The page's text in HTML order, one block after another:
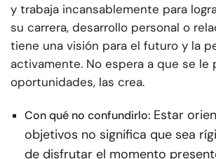
y trabaja incansablemente para
su carrera, desarrollo personal o
tiene una visión para el futuro y la
activamente. No espera a que se le
oportunidades, las crea.
Con qué no confundirlo: Estar
objetivos no significa que sea
de disfrutar el momento